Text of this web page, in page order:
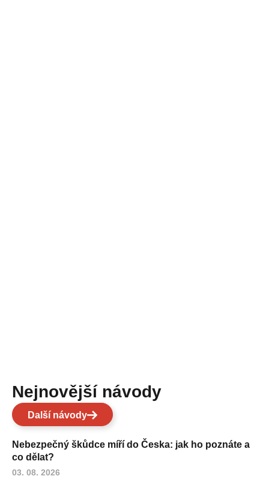
Nejnovější návody
Další návody
Nebezpečný škůdce míří do Česka: jak ho poznáte a
co dělat?
03. 08. 2026